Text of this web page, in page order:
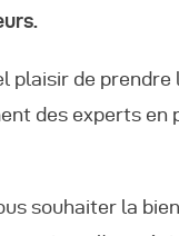
plaisir de
des experts en
souhaiter la